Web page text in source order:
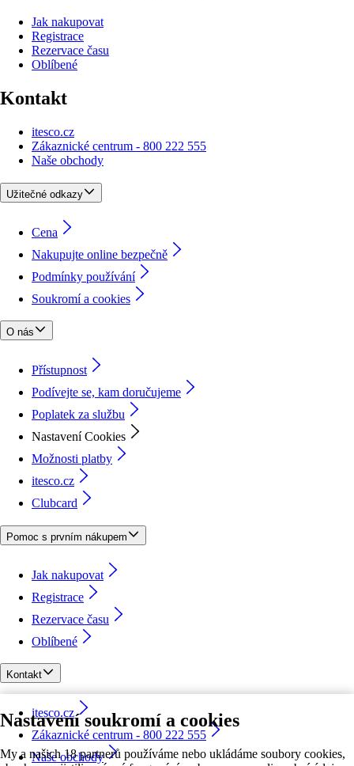
Nastavení soukromí a cookies
My a našich 18 partnerů používáme nebo ukládáme soubory cookies,
Jak nakupovat
Registrace
Rezervace času
Oblíbené
Kontakt
itesco.cz
Zákaznické centrum - 800 222 555
Naše obchody
Užitečné odkazy
Cena
Nakupujte online bezpečně
Podmínky používání
Soukromí a cookies
O nás
Přístupnost
Podívejte se, kam doručujeme
Poplatek za službu
Nastavení Cookies
Možnosti platby
itesco.cz
Clubcard
Pomoc s prvním nákupem
Jak nakupovat
Registrace
Rezervace času
Oblíbené
Kontakt
itesco.cz
Zákaznické centrum - 800 222 555
Naše obchody